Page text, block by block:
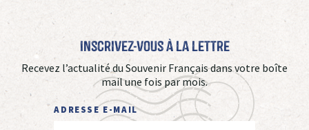
Inscrivez-vous à La Lettre
Recevez l’actualité du Souvenir Français dans votre boîte
mail une fois par mois.
ADRESSE E-MAIL